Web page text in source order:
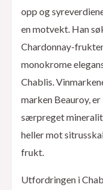
opp og
en motvekt. Han
Chardonnay-
monokrome
Chablis.
marken Beauroy,
særpreget
heller mot
frukt.
Utfordringen i